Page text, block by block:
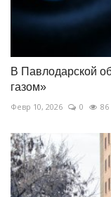
В Павлодарской
газом»
Февр 10, 2026 0 86